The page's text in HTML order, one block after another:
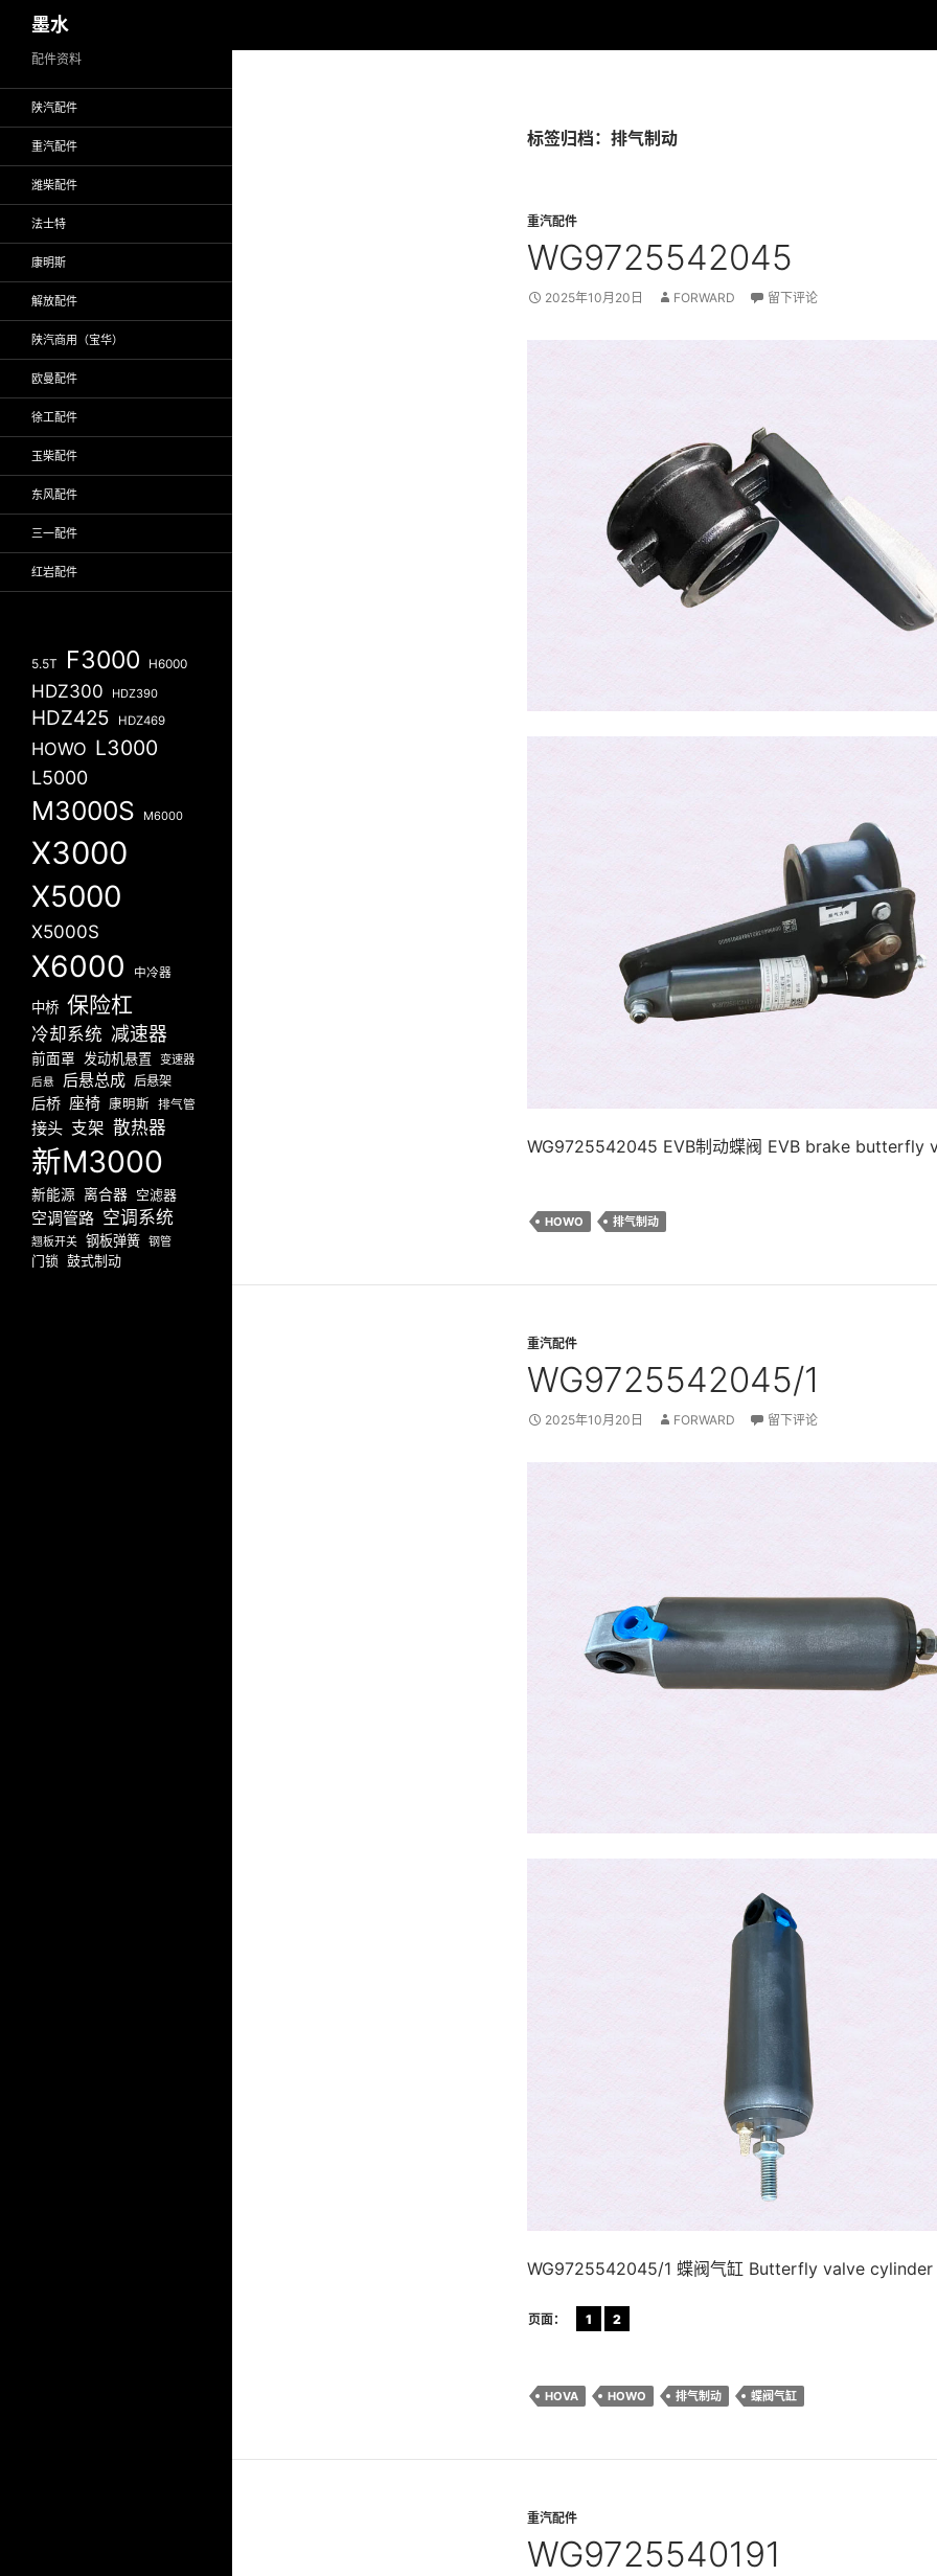
至
墨水
标签归档：排气制动
重汽配件
WG9725542045
2025年10月20日 FORWARD 留下评论
WG9725542045 EVB制动蝶阀 EVB brake butterfly
HOWO 排气制动
重汽配件
WG9725542045/1
2025年10月20日 FORWARD 留下评论
WG9725542045/1 蝶阀气缸 Butterfly valve cylinder
页面： 1 2
HOVA HOWO 排气制动 蝶阀气缸
重汽配件
WG9725540191
配件资料
陕汽配件
重汽配件
潍柴配件
法士特
康明斯
解放配件
陕汽商用（宝华）
欧曼配件
徐工配件
玉柴配件
东风配件
三一配件
红岩配件
5.5T F3000 H6000
HDZ300 HDZ390
HDZ425 HDZ469
HOWO L3000
L5000
M3000S M6000
X3000
X5000
X5000S
X6000 中冷器
中桥 保险杠
冷却系统 减速器
前面罩 发动机悬置 变速器
后悬 后悬总成 后悬架
后桥 座椅 康明斯 排气管
接头 支架 散热器
新M3000
新能源 离合器 空滤器
空调管路 空调系统
翘板开关 钢板弹簧 钢管
门锁 鼓式制动